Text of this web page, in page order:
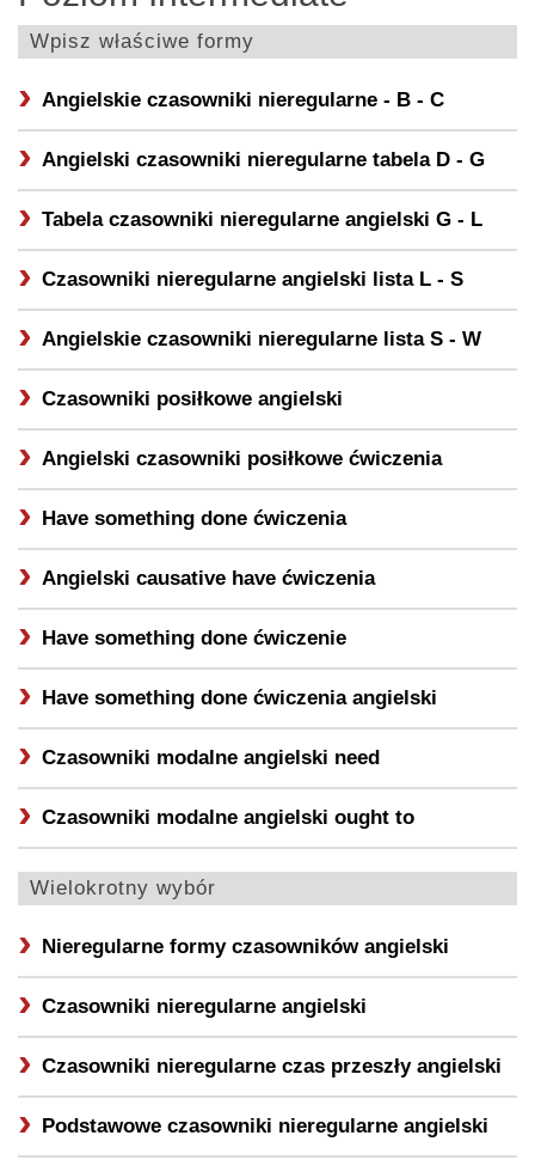
Wpisz właściwe formy
Angielskie czasowniki nieregularne - B - C
Angielski czasowniki nieregularne tabela D - G
Tabela czasowniki nieregularne angielski G - L
Czasowniki nieregularne angielski lista L - S
Angielskie czasowniki nieregularne lista S - W
Czasowniki posiłkowe angielski
Angielski czasowniki posiłkowe ćwiczenia
Have something done ćwiczenia
Angielski causative have ćwiczenia
Have something done ćwiczenie
Have something done ćwiczenia angielski
Czasowniki modalne angielski need
Czasowniki modalne angielski ought to
Wielokrotny wybór
Nieregularne formy czasowników angielski
Czasowniki nieregularne angielski
Czasowniki nieregularne czas przeszły angielski
Podstawowe czasowniki nieregularne angielski